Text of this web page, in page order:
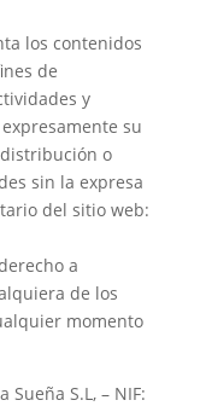
los contenidos
de
y
su
o
sin la expresa
del sitio web:
a
de los
momento
Sueña S.L, – NIF: